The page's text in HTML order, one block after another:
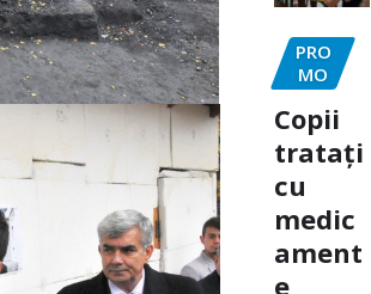
PRO
MO
Copii
tratați
cu
medic
ament
e